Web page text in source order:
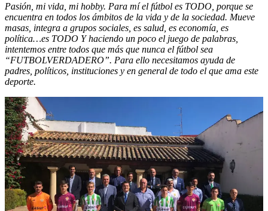
Pasión, mi vida, mi hobby. Para mí el fútbol es TODO, porque se
encuentra en todos los ámbitos de la vida y de la sociedad. Mueve
masas, integra a grupos sociales, es salud, es economía, es
política…es TODO Y haciendo un poco el juego de palabras,
intentemos entre todos que más que nunca el fútbol sea
“FUTBOLVERDADERO”. Para ello necesitamos ayuda de
padres, políticos, instituciones y en general de todo el que ama este
deporte.